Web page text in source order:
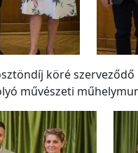
köré
művészeti